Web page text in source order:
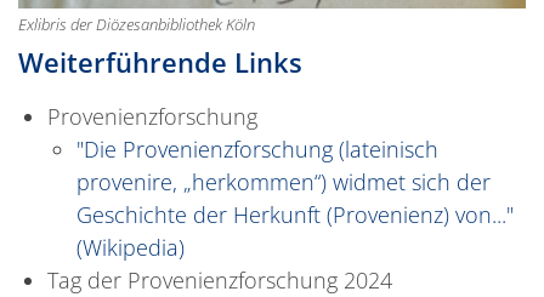
Exlibris der Diözesanbibliothek Köln
Weiterführende Links
Provenienzforschung
"Die Provenienzforschung (lateinisch
provenire, „herkommen“) widmet sich der
Geschichte der Herkunft (Provenienz) von..."
(Wikipedia)
Tag der Provenienzforschung 2024